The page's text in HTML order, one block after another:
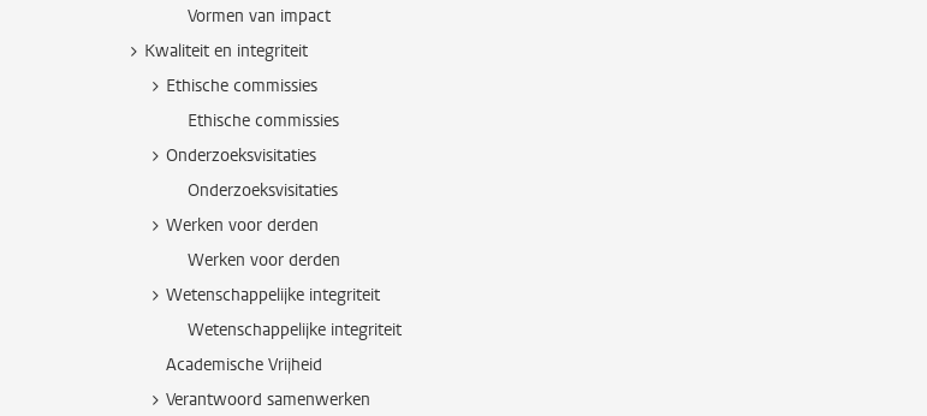
Vormen van impact
Kwaliteit en integriteit
Ethische commissies
Ethische commissies
Onderzoeksvisitaties
Onderzoeksvisitaties
Werken voor derden
Werken voor derden
Wetenschappelijke integriteit
Wetenschappelijke integriteit
Academische Vrijheid
Verantwoord samenwerken